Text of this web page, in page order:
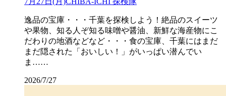
逸品の宝庫・・・千葉を探検しよう！絶品のスイーツ
や果物、知る人ぞ知る味噌や醤油、新鮮な海産物にこ
だわりの地酒などなど・・・食の宝庫、千葉にはまだ
まだ隠された「おいしい！」がいっぱい潜んでい
ま……
2026/7/27